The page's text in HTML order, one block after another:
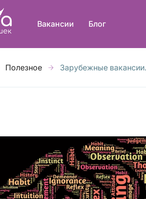
Вакансии Блог
Полезное Зарубежные